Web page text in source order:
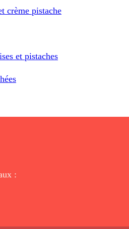
crème pistache
et pistaches
: